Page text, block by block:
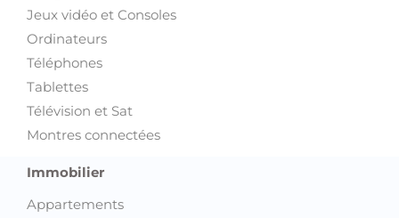
Jeux vidéo et Consoles
Ordinateurs
Téléphones
Tablettes
Télévision et Sat
Montres connectées
Immobilier
Appartements